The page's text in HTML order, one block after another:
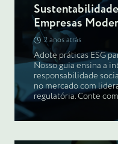
Empresas
2 anos atrás
Adote práticas ESG
Nosso guia ensina a
responsabilidade
no mercado com
regulatória. Conte